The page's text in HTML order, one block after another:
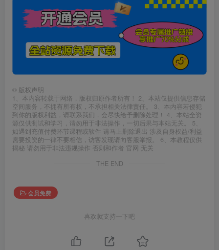
© 版权声明
1、本内容转载于网络，版权归原作者所有！ 2、本站仅提供信息存储
空间服务，不拥有所有权，不承担相关法律责任。 3、本内容若侵犯
到你的版权利益，请联系我们，会尽快给予删除处理！ 4、本站全资
源仅供测试和学习，请勿用于非法操作，一切后果与本站无关。 5、
如遇到充值付费环节课程或软件 请马上删除退出 涉及自身权益/利益
需要投资的一律不要相信，访客发现请向客服举报。 6、本教程仅供
揭秘 请勿用于非法违规操作 否则和作者 官网 无关
THE END
会员免费
喜欢就支持一下吧